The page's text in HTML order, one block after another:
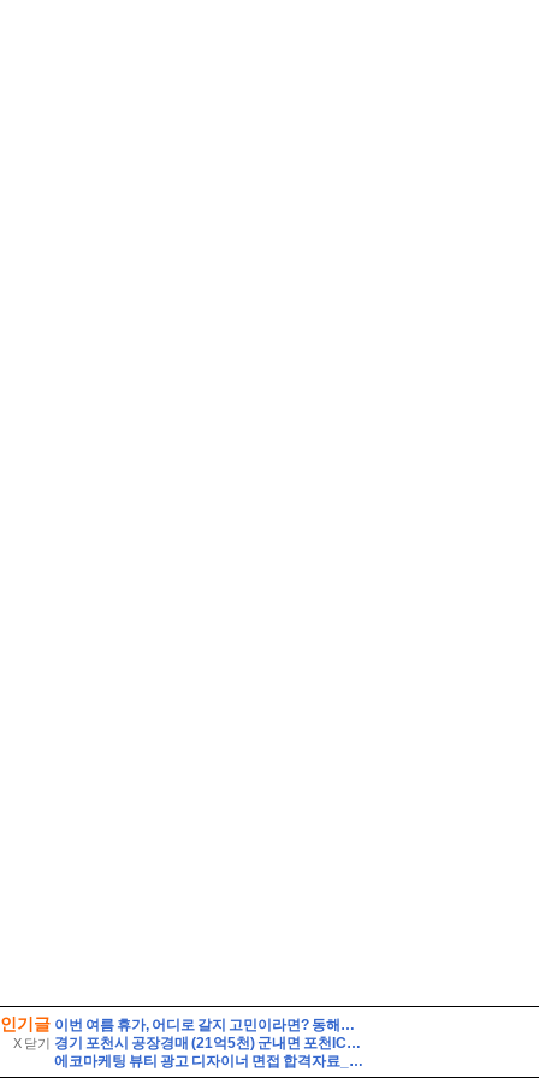
인기글
X 닫기
이번 여름 휴가, 어디로 갈지 고민이라면? 동해안 해수욕장 개폐장 일정 지금 바로 확인해 보세요!
경기 포천시 공장경매 (21억5천) 군내면 포천IC근거리 토지1548평 건물475평 창고시설 작업장사무실 유찰2회 포천시군내면공장창고 법원경매 매매
에코마케팅 뷰티 광고 디자이너 면접 합격자료_1 자기소개 스크립트 및 실제 면접 합격 답안